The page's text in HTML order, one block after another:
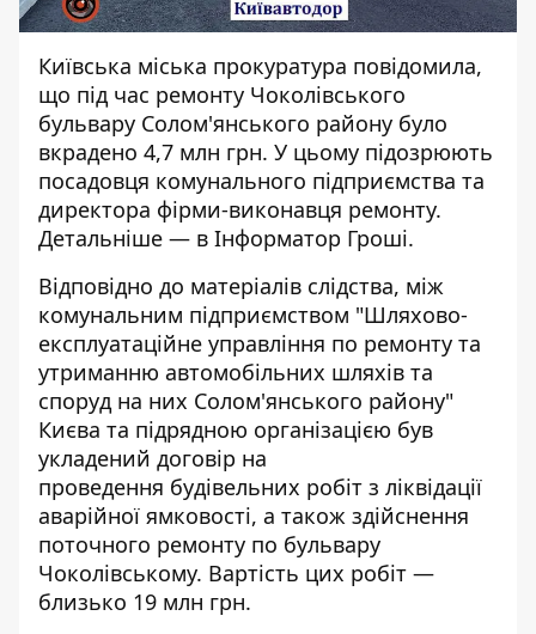
Київська міська прокуратура повідомила,
що під час ремонту Чоколівського
бульвару Солом'янського району було
вкрадено 4,7 млн грн. У цьому підозрюють
посадовця комунального підприємства та
директора фірми-виконавця ремонту.
Детальніше — в Інформатор Гроші.
Відповідно до матеріалів слідства, між
комунальним підприємством "Шляхово-
експлуатаційне управління по ремонту та
утриманню автомобільних шляхів та
споруд на них Солом'янського району"
Києва та підрядною організацією був
укладений договір на
проведення будівельних робіт з ліквідації
аварійної ямковості, а також здійснення
поточного ремонту по бульвару
Чоколівському. Вартість цих робіт —
близько 19 млн грн.